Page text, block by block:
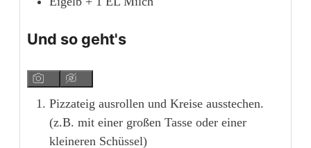
Und so geht's
Pizzateig ausrollen und Kreise ausstechen.
(z.B. mit einer großen Tasse oder einer
kleineren Schüssel)